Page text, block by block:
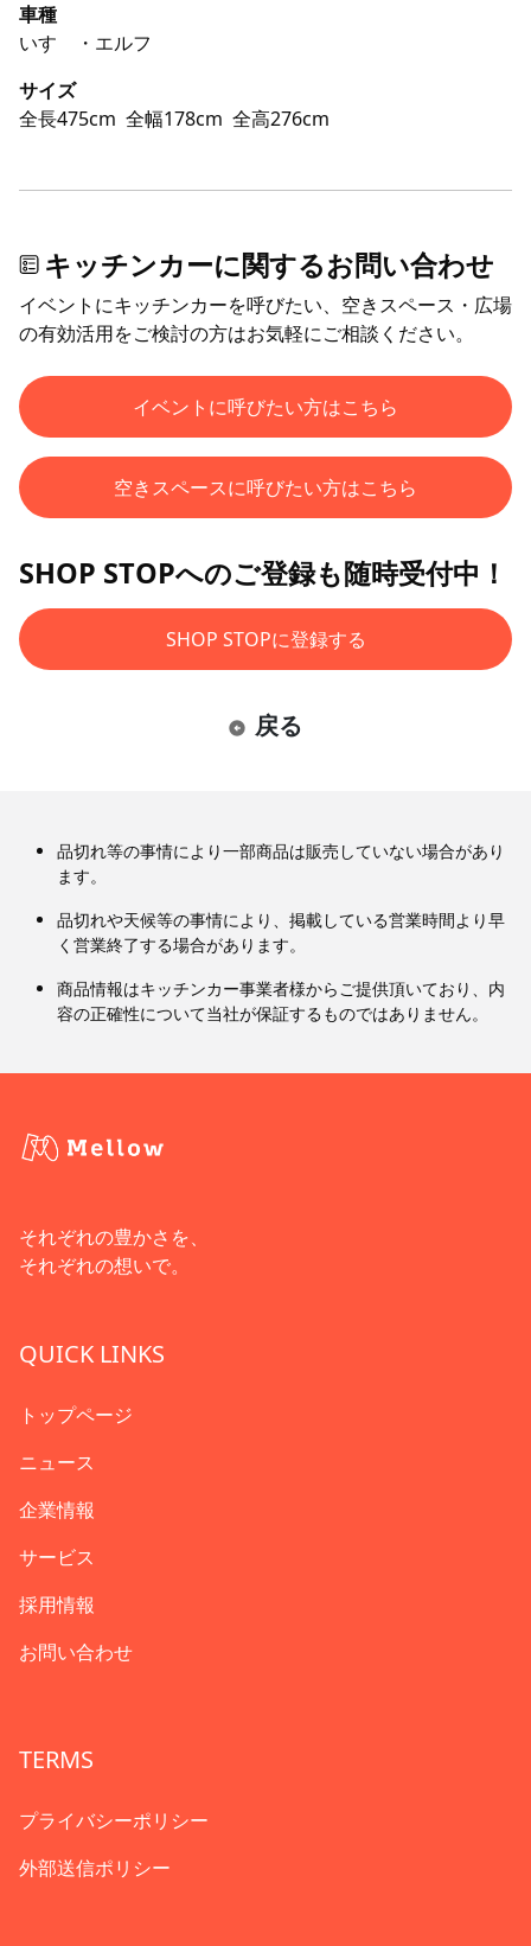
車種
いすゞ・エルフ
サイズ
全長475cm 全幅178cm 全高276cm
キッチンカーに関するお問い合わせ
イベントにキッチンカーを呼びたい、空きスペース・広場
の有効活用をご検討の方はお気軽にご相談ください。
イベントに呼びたい方はこちら
空きスペースに呼びたい方はこちら
SHOP STOPへのご登録も随時受付中！
SHOP STOPに登録する
戻る
品切れ等の事情により一部商品は販売していない場合があり
ます。
品切れや天候等の事情により、掲載している営業時間より早
く営業終了する場合があります。
商品情報はキッチンカー事業者様からご提供頂いており、内
容の正確性について当社が保証するものではありません。
それぞれの豊かさを、
それぞれの想いで。
QUICK LINKS
トップページ
ニュース
企業情報
サービス
採用情報
お問い合わせ
TERMS
プライバシーポリシー
外部送信ポリシー